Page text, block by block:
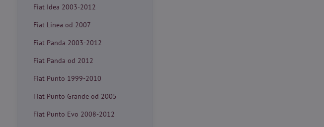
Fiat Idea 2003-2012
Fiat Linea od 2007
Fiat Panda 2003-2012
Fiat Panda od 2012
Fiat Punto 1999-2010
Fiat Punto Grande od 2005
Fiat Punto Evo 2008-2012